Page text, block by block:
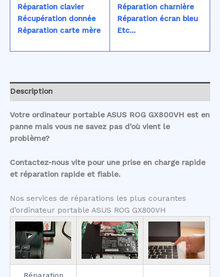
Réparation clavier
Récupération donnée
Réparation carte mère
Réparation charnière
Réparation écran bleu
Etc...
Description
Votre ordinateur portable ASUS ROG GX800VH est en
panne mais vous ne savez pas d’où vient le
problème?
Contactez-nous vite pour une prise en charge rapide
et réparation rapide et fiable.
Nos services de réparations les plus courantes
d’ordinateur portable ASUS ROG GX800VH